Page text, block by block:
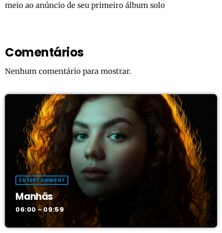
meio ao anúncio de seu primeiro álbum solo
Comentários
Nenhum comentário para mostrar.
ENTERTAINMENT
Manhãs
06:00 - 09:59